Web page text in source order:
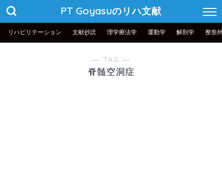
PT Goyasuのリハ文献
リハビリテーション 文献抄読 理学療法学 運動学 解剖学 整形
― TAG ―
脊髄空洞症